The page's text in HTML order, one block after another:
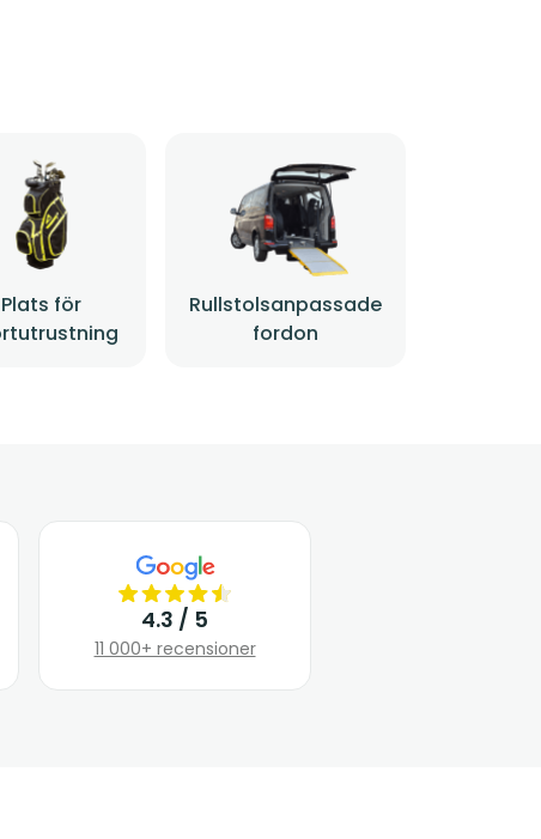
Plats för
Rullstolsanpassade
fordon
4.3 / 5
11 000+ recensioner